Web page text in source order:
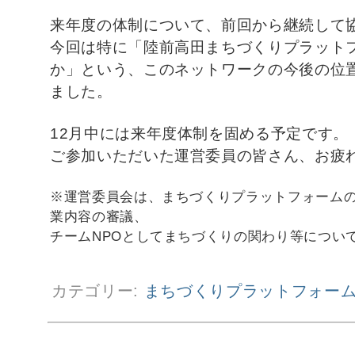
来年度の体制について、前回から継続して
今回は特に「陸前高田まちづくりプラット
か」という、このネットワークの今後の位
ました。
12月中には来年度体制を固める予定です。
ご参加いただいた運営委員の皆さん、お疲
※運営委員会は、まちづくりプラットフォーム
業内容の審議、
チームNPOとしてまちづくりの関わり等につい
カテゴリー: まちづくりプラットフォー